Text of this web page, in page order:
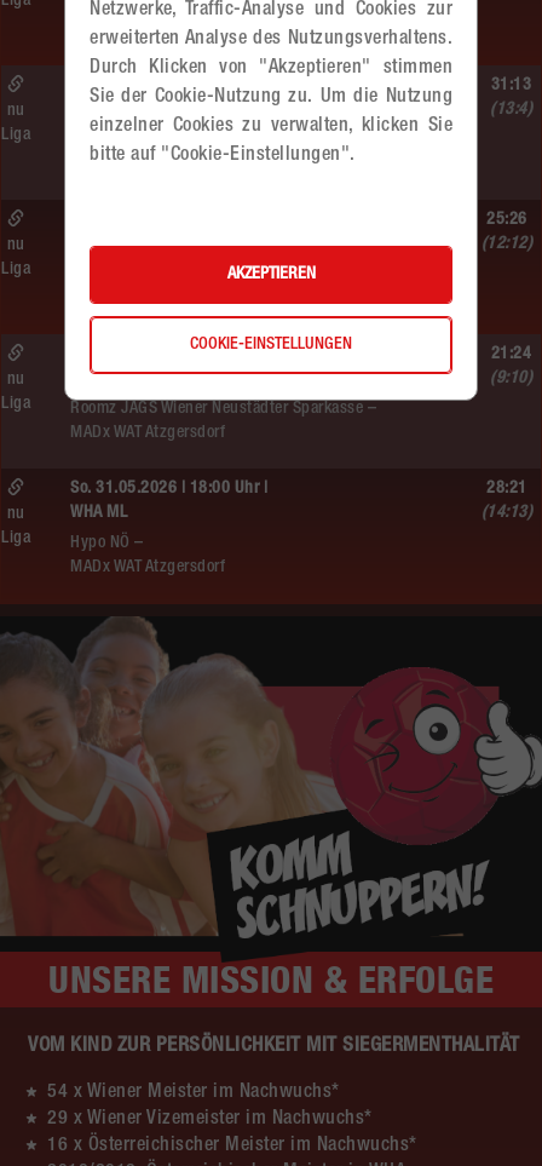
Hypo NÖ –
MADx WAT Atzgersdorf
So. 07.06.2026 | 09:10 Uhr |
WAT Brigittenau
nu
Liga
31:13
(13:4)
WU18
MADx WAT Atzgersdorf –
HIB Handball Graz
nu
Liga
25:26
(12:12)
WU18
Roomz JAGS Wiener Neustädter Sparkasse –
MADx WAT Atzgersdorf
nu
Liga
21:24
(9:10)
So. 31.05.2026 | 18:00 Uhr |
WHA ML
Hypo NÖ –
MADx WAT Atzgersdorf
nu
Liga
28:21
(14:13)
UNSERE MISSION & ERFOLGE
VOM KIND ZUR PERSÖNLICHKEIT MIT SIEGERMENTHALITÄT
54 x Wiener Meister im Nachwuchs*
29 x Wiener Vizemeister im Nachwuchs*
16 x Österreichischer Meister im Nachwuchs*
Netzwerke, Traffic-Analyse und Cookies zur
erweiterten Analyse des Nutzungsverhaltens.
Durch Klicken von "Akzeptieren" stimmen
Sie der Cookie-Nutzung zu. Um die Nutzung
einzelner Cookies zu verwalten, klicken Sie
bitte auf "Cookie-Einstellungen".
AKZEPTIEREN
COOKIE-EINSTELLUNGEN